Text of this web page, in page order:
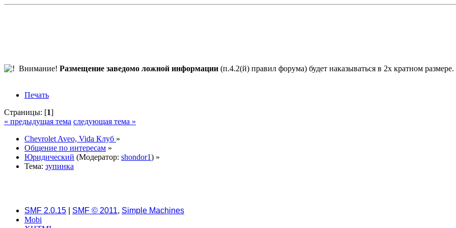
Внимание! Размещение заведомо ложной информации (п.4.2(й) правил форума) будет наказываться в 2х кратном размере.
Печать
Страницы: [1]
« предыдущая тема следующая тема »
Chevrolet Aveo, Vida Клуб »
Общение по интересам »
Юридический (Модератор: shondor1) »
Тема: зупинка
SMF 2.0.15 SMF © 2011, Simple Machines
Mobi